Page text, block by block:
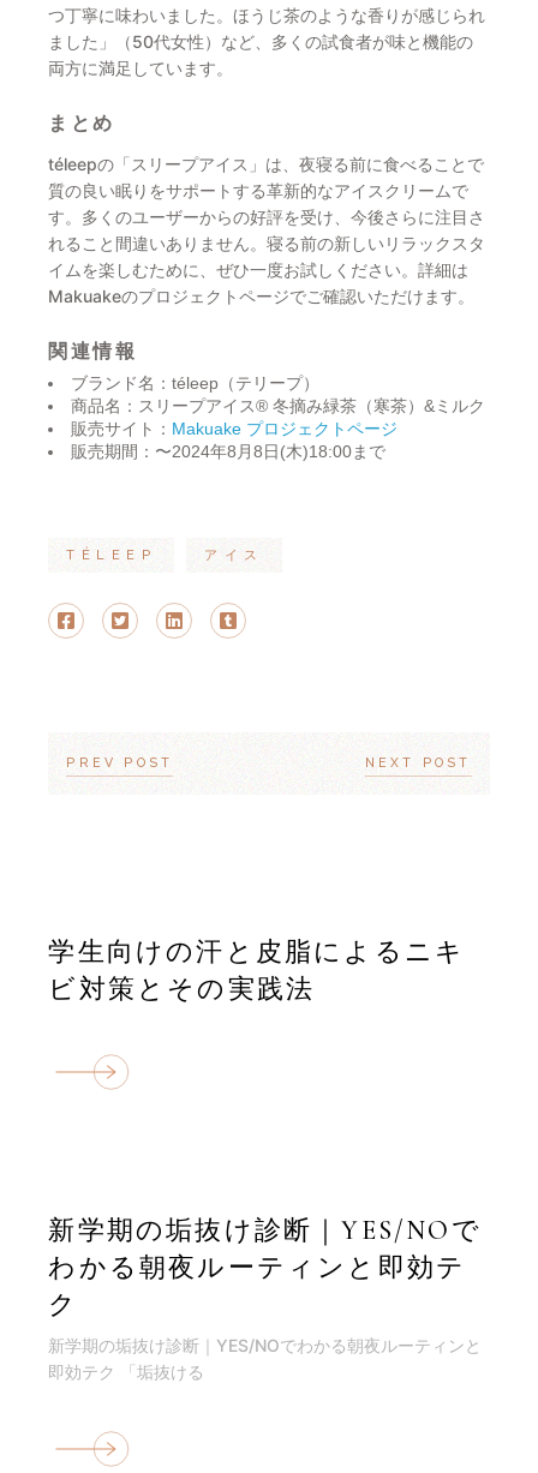
つ丁寧に味わいました。ほうじ茶のような香りが感じられ
ました」（50代女性）など、多くの試食者が味と機能の
両方に満足しています。
まとめ
téleepの「スリープアイス」は、夜寝る前に食べることで
質の良い眠りをサポートする革新的なアイスクリームで
す。多くのユーザーからの好評を受け、今後さらに注目さ
れること間違いありません。寝る前の新しいリラックスタ
イムを楽しむために、ぜひ一度お試しください。詳細は
Makuakeのプロジェクトページでご確認いただけます。
関連情報
ブランド名：téleep（テリープ）
商品名：スリープアイス® 冬摘み緑茶（寒茶）&ミルク
販売サイト： Makuake プロジェクトページ
販売期間：〜2024年8月8日(木)18:00まで
TÉLEEP アイス
PREV POST NEXT POST
学生向けの汗と皮脂によるニキ
ビ対策とその実践法
新学期の垢抜け診断｜YES/NOで
わかる朝夜ルーティンと即効テ
ク
新学期の垢抜け診断｜YES/NOでわかる朝夜ルーティンと
即効テク 「垢抜ける